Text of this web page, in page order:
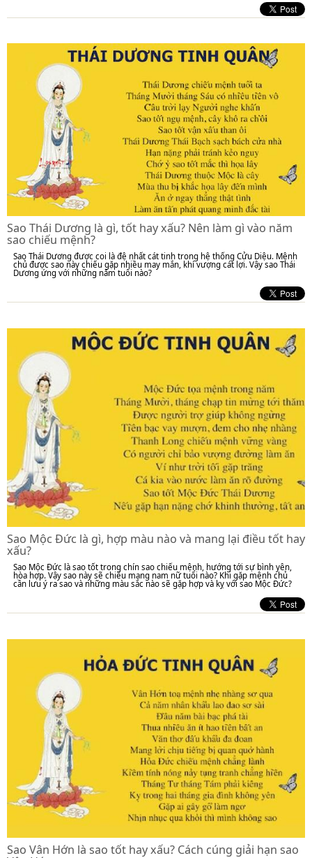
Sao Thái Dương là gì, tốt hay xấu? Nên làm gì vào năm
sao chiếu mệnh?
Sao Thái Dương được coi là đệ nhất cát tinh trong hệ thống Cửu Diệu. Mệnh
chủ được sao này chiếu gặp nhiều may mắn, khí vượng cát lợi. Vậy sao Thái
Dương ứng với những năm tuổi nào?
Sao Mộc Đức là gì, hợp màu nào và mang lại điều tốt hay
xấu?
Sao Mộc Đức là sao tốt trong chín sao chiếu mệnh, hướng tới sự bình yên,
hòa hợp. Vậy sao này sẽ chiếu mạng nam nữ tuổi nào? Khi gặp mệnh chủ
cần lưu ý ra sao và những màu sắc nào sẽ gặp hợp và kỵ với sao Mộc Đức?
Sao Vân Hớn là sao tốt hay xấu? Cách cúng giải hạn sao